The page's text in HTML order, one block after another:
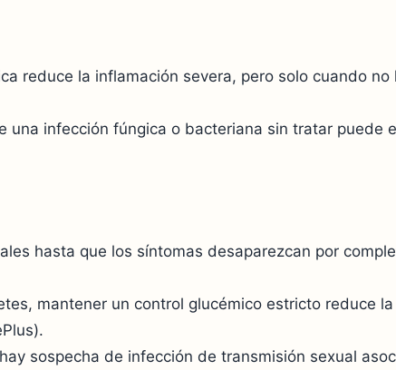
reduce la inflamación severa, pero solo cuando no
una infección fúngica o bacteriana sin tratar puede
hasta que los síntomas desaparezcan por
mantener un control glucémico estricto reduce
sospecha de infección de transmisión sexual